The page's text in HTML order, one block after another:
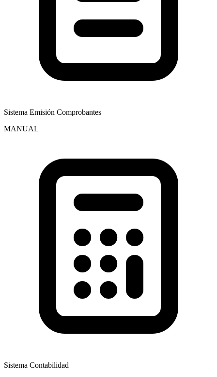
Sistema Emisión Comprobantes
MANUAL
Sistema Contabilidad